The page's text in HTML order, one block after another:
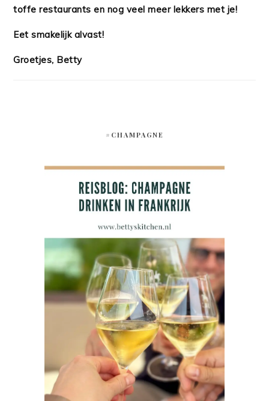
toffe restaurants en nog veel meer lekkers met je!
Eet smakelijk alvast!
Groetjes, Betty
#CHAMPAGNE